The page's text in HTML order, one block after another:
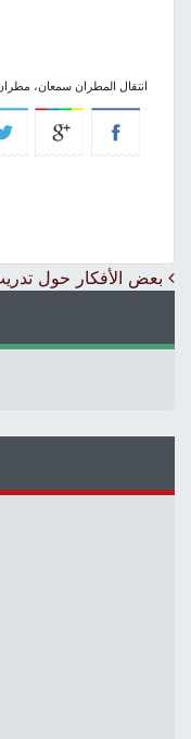
انتقال المطران سمعان، مطران
بعض الأفكار حول تدريب